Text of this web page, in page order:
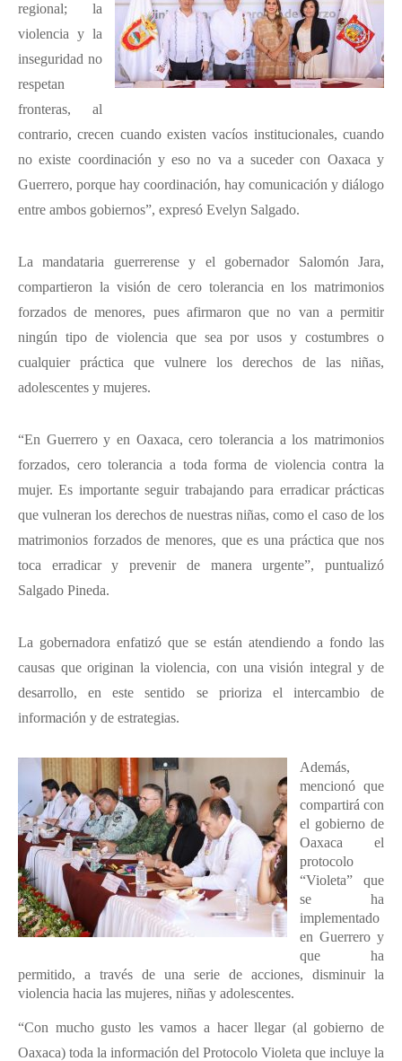
regional; la
violencia y la
inseguridad no
respetan
fronteras, al
contrario, crecen cuando existen vacíos institucionales, cuando
no existe coordinación y eso no va a suceder con Oaxaca y
Guerrero, porque hay coordinación, hay comunicación y diálogo
entre ambos gobiernos”, expresó Evelyn Salgado.
La mandataria guerrerense y el gobernador Salomón Jara,
compartieron la visión de cero tolerancia en los matrimonios
forzados de menores, pues afirmaron que no van a permitir
ningún tipo de violencia que sea por usos y costumbres o
cualquier práctica que vulnere los derechos de las niñas,
adolescentes y mujeres.
“En Guerrero y en Oaxaca, cero tolerancia a los matrimonios
forzados, cero tolerancia a toda forma de violencia contra la
mujer. Es importante seguir trabajando para erradicar prácticas
que vulneran los derechos de nuestras niñas, como el caso de los
matrimonios forzados de menores, que es una práctica que nos
toca erradicar y prevenir de manera urgente”, puntualizó
Salgado Pineda.
La gobernadora enfatizó que se están atendiendo a fondo las
causas que originan la violencia, con una visión integral y de
desarrollo, en este sentido se prioriza el intercambio de
información y de estrategias.
Además,
mencionó que
compartirá con
el gobierno de
Oaxaca el
protocolo
“Violeta” que
se ha
implementado
en Guerrero y
que ha
permitido, a través de una serie de acciones, disminuir la
violencia hacia las mujeres, niñas y adolescentes.
“Con mucho gusto les vamos a hacer llegar (al gobierno de
Oaxaca) toda la información del Protocolo Violeta que incluye la